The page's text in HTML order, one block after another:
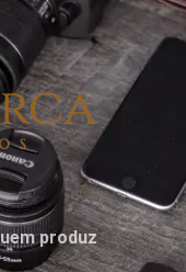
produz